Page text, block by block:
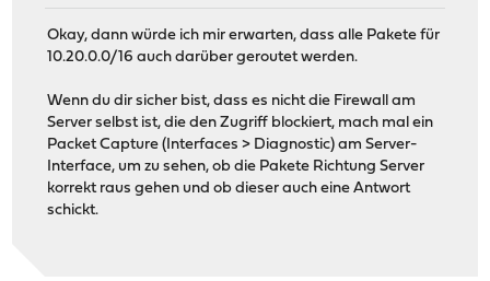
Okay, dann würde ich mir erwarten, dass alle Pakete für
10.20.0.0/16 auch darüber geroutet werden.
Wenn du dir sicher bist, dass es nicht die Firewall am
Server selbst ist, die den Zugriff blockiert, mach mal ein
Packet Capture (Interfaces > Diagnostic) am Server-
Interface, um zu sehen, ob die Pakete Richtung Server
korrekt raus gehen und ob dieser auch eine Antwort
schickt.